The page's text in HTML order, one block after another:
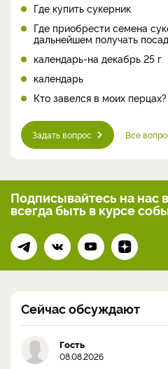
Где купить сукерник
Где приобрести семена
дальнейшем получать
календарь-на декабрь 25 г
календарь
Кто завелся в моих перцах?
Задать вопрос Все
Подписывайтесь на нас
всегдабыть в курсе
Сейчас обсуждают
Гость
08.08.2026